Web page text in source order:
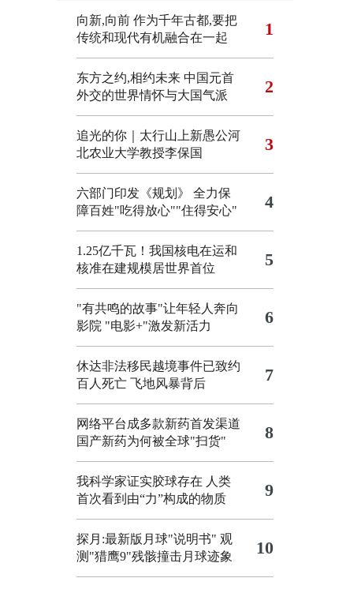
向新,向前 作为千年古都,要把
传统和现代有机融合在一起
1
东方之约,相约未来 中国元首
外交的世界情怀与大国气派
2
追光的你｜太行山上新愚公河
北农业大学教授李保国
3
六部门印发《规划》 全力保
障百姓"吃得放心""住得安心"
4
1.25亿千瓦！我国核电在运和
核准在建规模居世界首位
5
"有共鸣的故事"让年轻人奔向
影院 "电影+"激发新活力 6
休达非法移民越境事件已致约
百人死亡 飞地风暴背后 7
网络平台成多款新药首发渠道
国产新药为何被全球"扫货"
8
我科学家证实胶球存在 人类
首次看到由“力”构成的物质
9
探月:最新版月球"说明书" 观
测"猎鹰9"残骸撞击月球迹象
10